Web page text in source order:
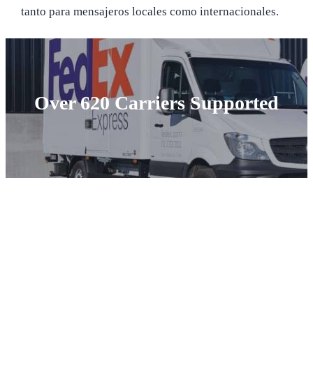
tanto para mensajeros locales como internacionales.
Over 620 Carriers Supported